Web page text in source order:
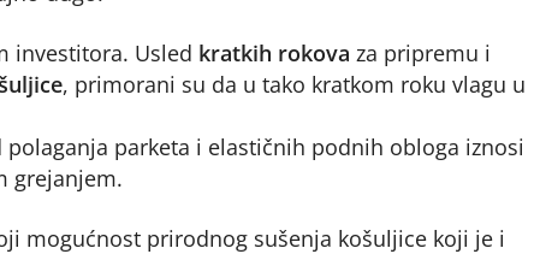
investitora. Usled kratkih rokova za pripremu i
, primorani su da u tako kratkom roku vlagu u
parketa i elastičnih podnih obloga iznosi
grejanjem.
mogućnost prirodnog sušenja košuljice koji je i